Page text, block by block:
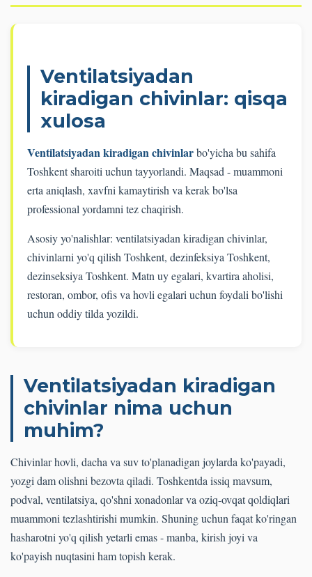
Ventilatsiyadan
kiradigan chivinlar: qisqa
xulosa
Ventilatsiyadan kiradigan chivinlarbo'yicha bu sahifa
Toshkent sharoiti uchun tayyorlandi. Maqsad - muammoni
erta aniqlash, xavfni kamaytirish va kerak bo'lsa
professional yordamni tez chaqirish.
Asosiy yo'nalishlar: ventilatsiyadan kiradigan chivinlar,
chivinlarni yo'q qilish Toshkent, dezinfeksiya Toshkent,
dezinseksiya Toshkent. Matn uy egalari, kvartira aholisi,
restoran, ombor, ofis va hovli egalari uchun foydali bo'lishi
uchun oddiy tilda yozildi.
Ventilatsiyadan kiradigan
chivinlar nima uchun
muhim?
Chivinlar hovli, dacha va suv to'planadigan joylarda ko'payadi,
yozgi dam olishni bezovta qiladi. Toshkentda issiq mavsum,
podval, ventilatsiya, qo'shni xonadonlar va oziq-ovqat qoldiqlari
muammoni tezlashtirishi mumkin. Shuning uchun faqat ko'ringan
hasharotni yo'q qilish yetarli emas - manba, kirish joyi va
ko'payish nuqtasini ham topish kerak.